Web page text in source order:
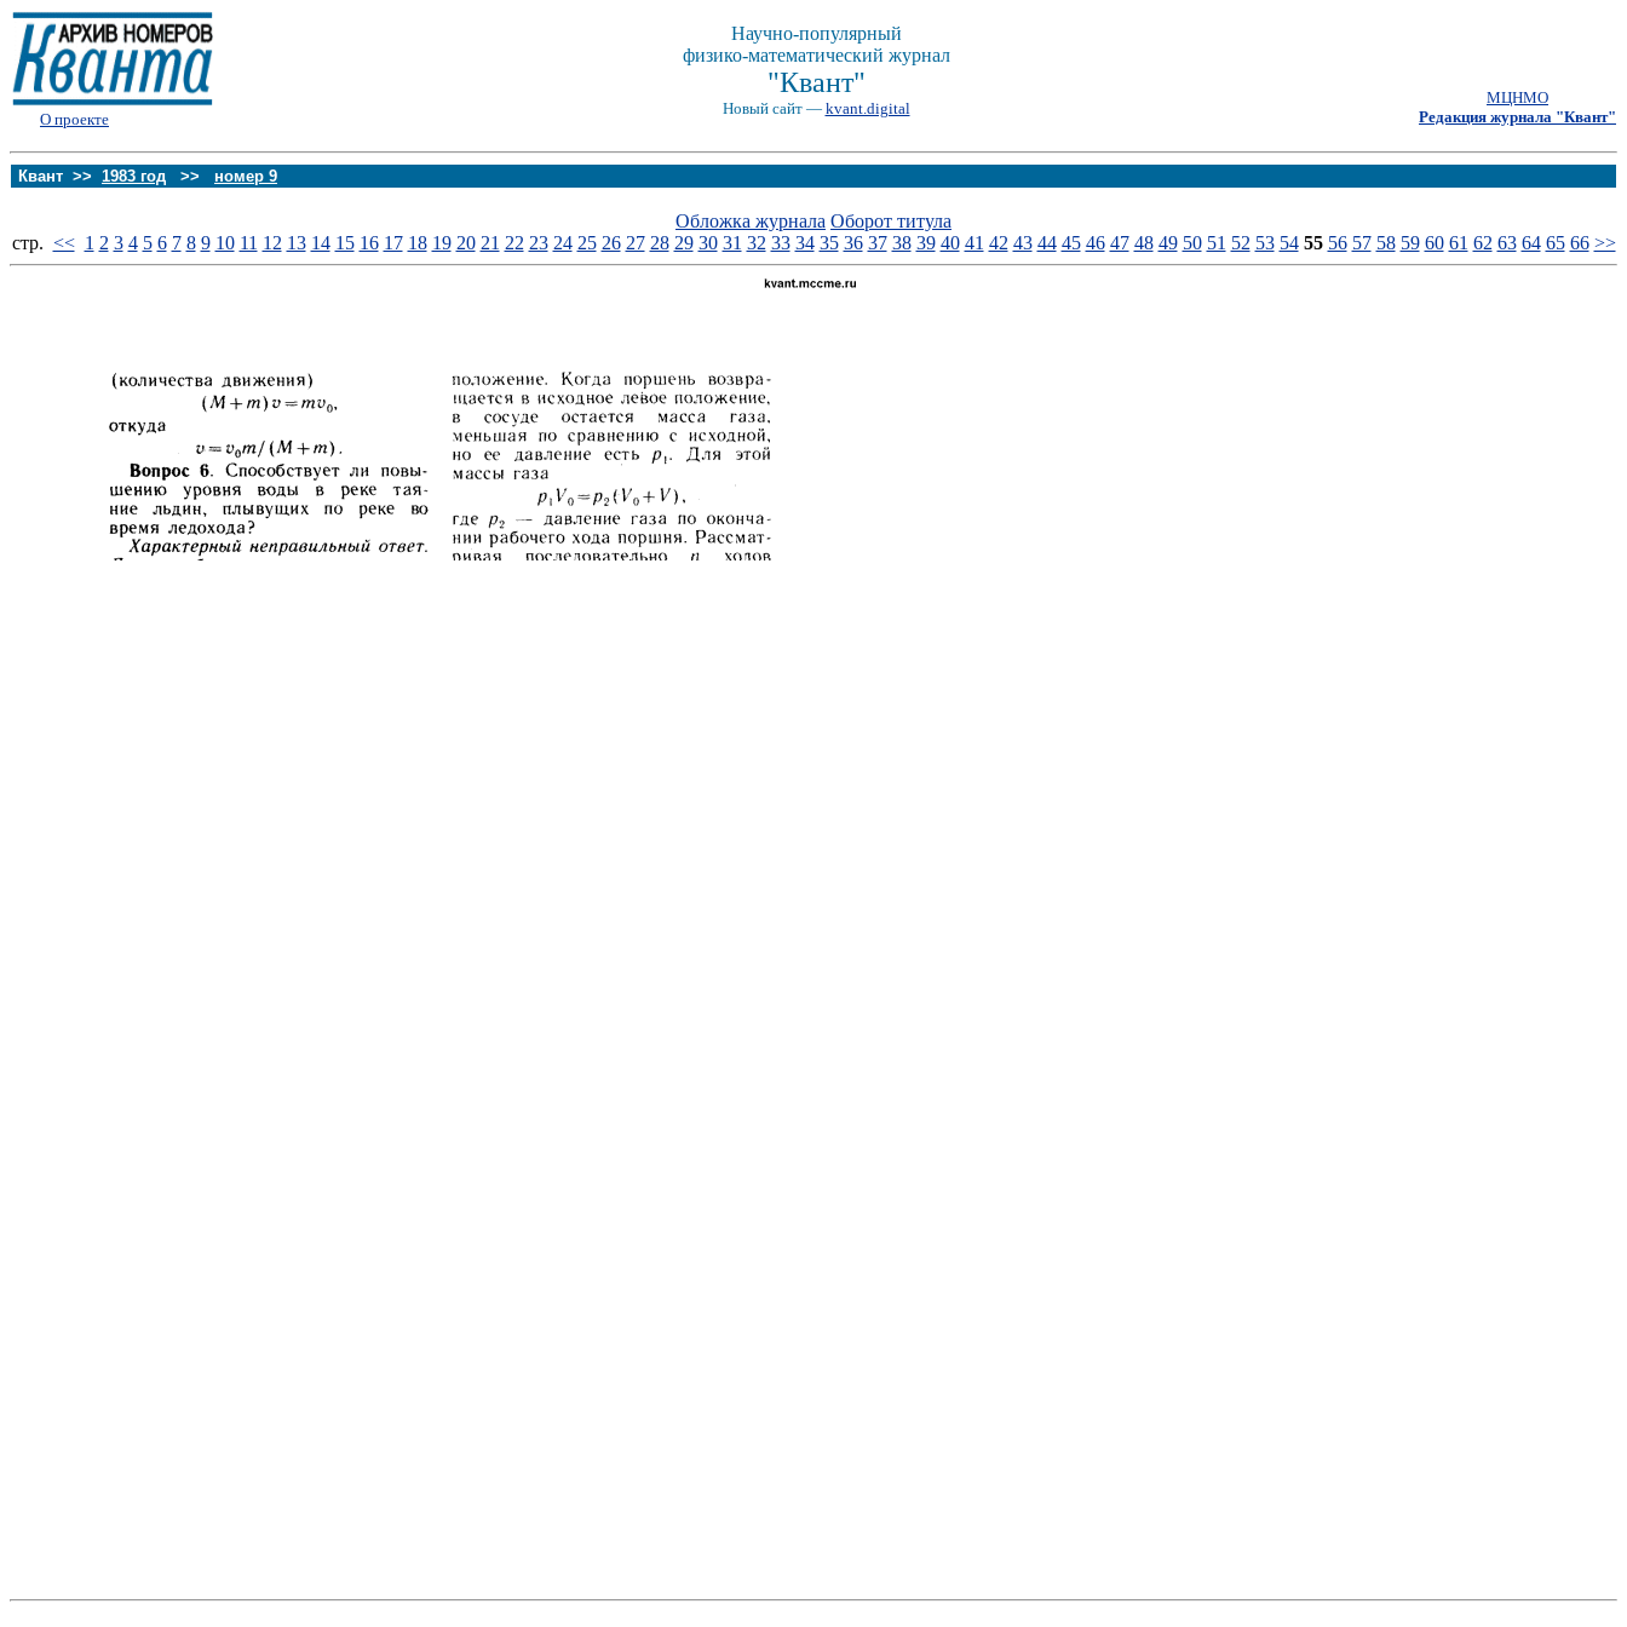
О проекте
Научно-популярный
физико-математический журнал
"Квант"
Новый сайт — kvant.digital
МЦНМО
Редакция журнала "Квант"
Квант >> 1983 год >> номер 9
Обложка журнала Оборот титула
стp. << 1 2 3 4 5 6 7 8 9 10 11 12 13 14 15 16 17 18 19 20 21 22 23 24 25 26 27 28 29 30 31 32 33 34 35 36 37 38 39 40 41 42 43 44 45 46 47 48 49 50 51 52 53 54 55 56 57 58 59 60 61 62 63 64 65 66 >>